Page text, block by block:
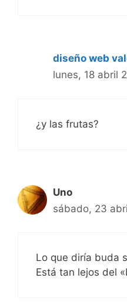
diseño web
lunes, 18 abril
¿y las frutas?
Uno
sábado, 23
Lo que diría buda
Está tan lejos del